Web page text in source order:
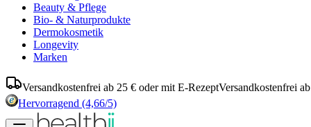
Beauty & Pflege
Bio- & Naturprodukte
Dermokosmetik
Longevity
Marken
Versandkostenfrei ab 25 € oder mit E-RezeptVersandkostenfrei
Hervorragend (4,66/5)